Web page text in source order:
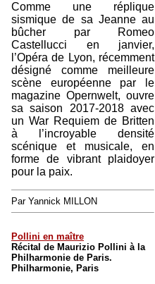
Comme une réplique
sismique de sa Jeanne au
bûcher par Romeo
Castellucci en janvier,
l’Opéra de Lyon, récemment
désigné comme meilleure
scène européenne par le
magazine Opernwelt, ouvre
sa saison 2017-2018 avec
un War Requiem de Britten
à l’incroyable densité
scénique et musicale, en
forme de vibrant plaidoyer
pour la paix.
Par Yannick MILLON
Pollini en maître
Récital de Maurizio Pollini à la
Philharmonie de Paris.
Philharmonie, Paris